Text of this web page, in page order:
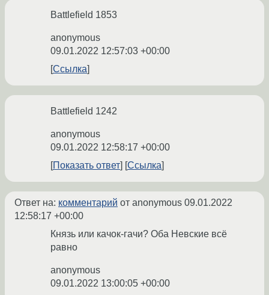
Battlefield 1853
anonymous
09.01.2022 12:57:03 +00:00
Ссылка
Battlefield 1242
anonymous
09.01.2022 12:58:17 +00:00
Показать ответ
Ссылка
Ответ на: комментарий от anonymous 09.01.2022
12:58:17 +00:00
Князь или качок-гачи? Оба Невские всё
равно
anonymous
09.01.2022 13:00:05 +00:00